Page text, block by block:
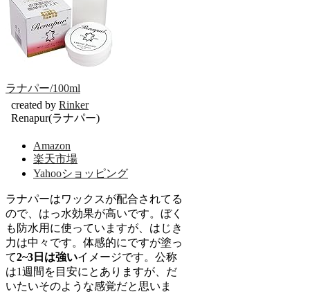
ラナパー/100ml
created by Rinker
Renapur(ラナパー)
Amazon
楽天市場
Yahooショッピング
ラナパーはワックスが配合されてる
ので、はっ水効果が高いです。ぼく
も防水用に使っていますが、はじき
力は中々です。体感的にですが塗っ
て2~3日は強いイメージです。公称
は1週間を目安にとありますが、だ
いたいそのような感覚だと思いま